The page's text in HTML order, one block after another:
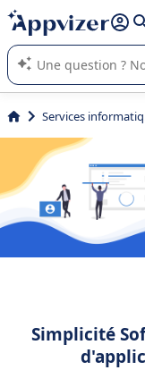
répondre (plusieurs
L'IA de Appvizer vous
logiciel SaaS en
Simplicité